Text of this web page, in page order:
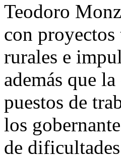
Teodoro
con proyectos
rurales e
además que
puestos de
los
de